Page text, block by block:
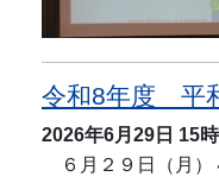
令和8年度 平
2026年6月29日 15
６月２９日（月）